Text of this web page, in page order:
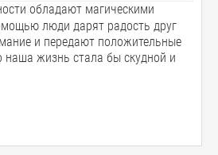
обладают магическими
люди дарят радость друг
и передают положительные
наша жизнь стала бы скудной и